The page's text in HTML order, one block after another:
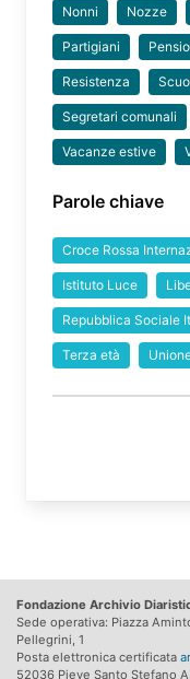
Nonni Nozze
Partigiani
Resistenza
Segretari comunali
Vacanze estive
Parole chiave
Croce Rossa
Istituto Luce
Repubblica Sociale
Terza età
Fondazione Archivio
Sede operativa: Piazza
Pellegrini, 1
Posta elettronica certificata
52036 Pieve Santo Stefano